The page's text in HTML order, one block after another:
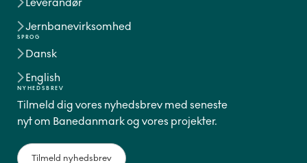
Jernbanevirksomhed
SPROG
Dansk
English
NYHEDSBREV
Tilmeld dig vores nyhedsbrev med seneste
nyt om Banedanmark og vores projekter.
Tilmeld nyhedsbrev